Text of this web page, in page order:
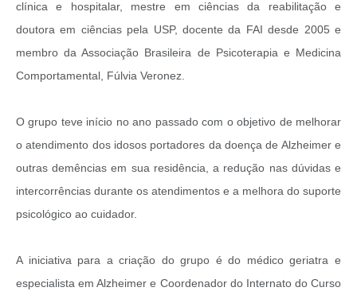
clínica e hospitalar, mestre em ciências da reabilitação e
doutora em ciências pela USP, docente da FAI desde 2005 e
membro da Associação Brasileira de Psicoterapia e Medicina
Comportamental, Fúlvia Veronez.
O grupo teve início no ano passado com o objetivo de melhorar
o atendimento dos idosos portadores da doença de Alzheimer e
outras demências em sua residência, a redução nas dúvidas e
intercorrências durante os atendimentos e a melhora do suporte
psicológico ao cuidador.
A iniciativa para a criação do grupo é do médico geriatra e
especialista em Alzheimer e Coordenador do Internato do Curso